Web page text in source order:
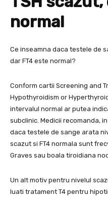
normal
Ce inseamna daca testele de
dar FT4 este normal?
Conform cartii Screening and
Hypothyroidism or
intervalul normal ar putea
subclinic. Medicii recomanda,
daca testele de sange arata
scazut si FT4 normala sunt
Graves sau boala tiroidiana
Un alt motiv pentru nivelul
luati tratament T4 pentru